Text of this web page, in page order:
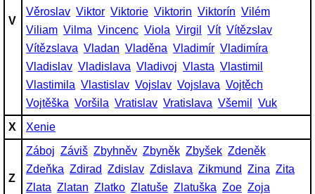
V
Věroslav Viktor Viktorie Viktorin Viktorín Vilém
Viliam Vilma Vincenc Viola Virgil Vít Vítězslav
Vítězslava Vladan Vladěna Vladimír Vladimíra
Vladislav Vladislava Vladivoj Vlasta Vlastimil
Vlastimila Vlastislav Vojslav Vojslava Vojtěch
Vojtěška Voršila Vratislav Vratislava Všemil
Vuk
X
Xenie
Z
Záboj Záviš Zbyhněv Zbyněk Zbyšek Zdeněk
Zdeňka Zdirad Zdislav Zdislava Zikmund Zina Zita
Zlata Zlatan Zlatko Zlatuše Zlatuška Zoe Zoja